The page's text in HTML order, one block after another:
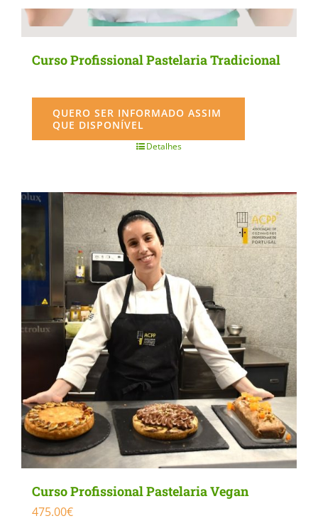
Curso Profissional Pastelaria Tradicional
QUERO SER INFORMADO ASSIM
QUE DISPONÍVEL
Detalhes
Curso Profissional Pastelaria Vegan
475.00€